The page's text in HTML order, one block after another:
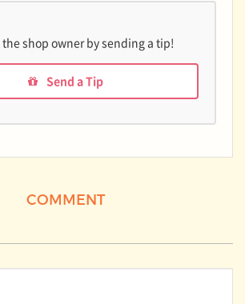
shop owner by sending a tip!
Send a Tip
COMMENT